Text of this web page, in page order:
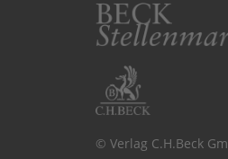
© Verlag C.H.Beck